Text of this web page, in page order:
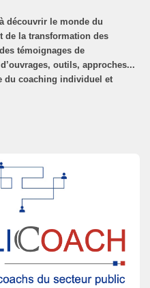
découvrir le monde du
de la transformation des
témoignages de
outils, approches...
du coaching individuel et